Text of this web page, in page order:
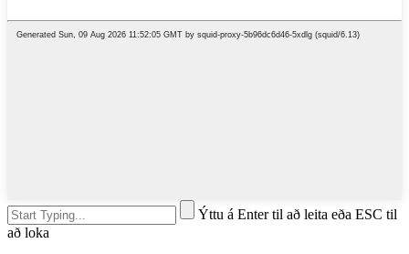
Ýttu á Enter til að leita eða ESC til
að loka